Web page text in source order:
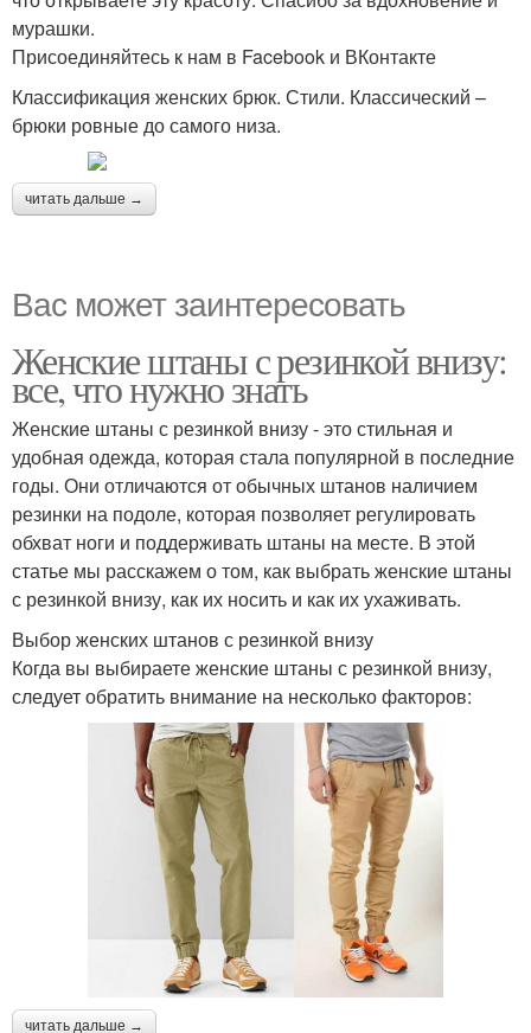
мурашки.
Присоединяйтесь к нам в Facebook и ВКонтакте
Классификация женских брюк. Стили. Классический –
брюки ровные до самого низа.
читать дальше →
Вас может заинтересовать
Женские штаны с резинкой внизу:
все, что нужно знать
Женские штаны с резинкой внизу - это стильная и
удобная одежда, которая стала популярной в последние
годы. Они отличаются от обычных штанов наличием
резинки на подоле, которая позволяет регулировать
обхват ноги и поддерживать штаны на месте. В этой
статье мы расскажем о том, как выбрать женские штаны
с резинкой внизу, как их носить и как их ухаживать.
Выбор женских штанов с резинкой внизу
Когда вы выбираете женские штаны с резинкой внизу,
следует обратить внимание на несколько факторов:
читать дальше →